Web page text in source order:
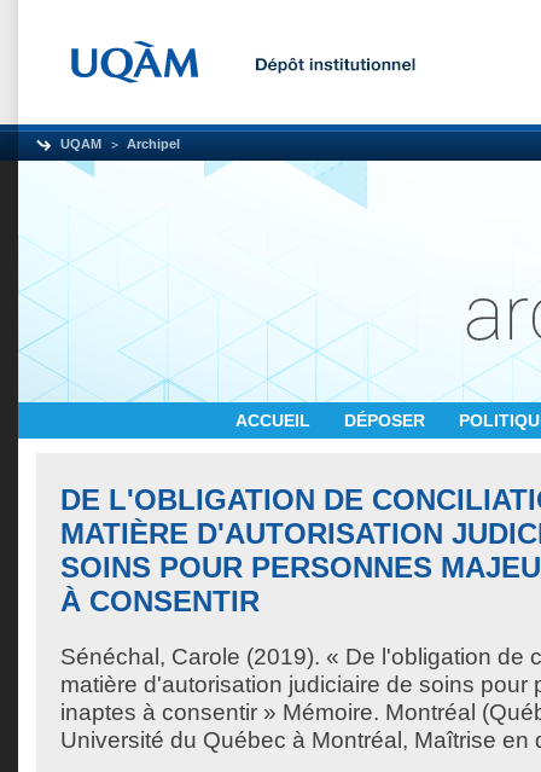
UQAM Archipel
ACCUEIL DÉPOSER
DE L'OBLIGATION DE
MATIÈRE D'AUTORISATION
SOINS POUR PERSONNES
À CONSENTIR
Sénéchal, Carole (2019). « De l'obligation de
matière d'autorisation judiciaire de soins pour
inaptes à consentir » Mémoire. Montréal
Université du Québec à Montréal, Maîtrise en